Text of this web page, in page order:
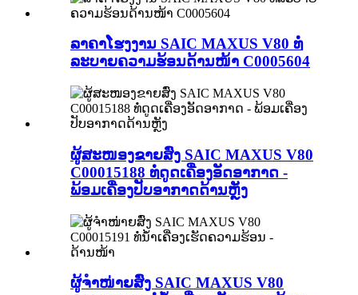
ລາຄາໂຮງງານ SAIC MAXUS V80 ທໍ່
ລະບາຍຄວາມຮ້ອນດ້ານໜ້າ C0005604
ຜູ້ສະໜອງຂາຍສົ່ງ SAIC MAXUS V80
C00015188 ທໍ່ດູດເຄື່ອງອັດອາກາດ -
ພ້ອມເຄື່ອງປັບອາກາດດ້ານຫຼັງ
ຜູ້ຈຳໜ່າຍສົ່ງ SAIC MAXUS V80